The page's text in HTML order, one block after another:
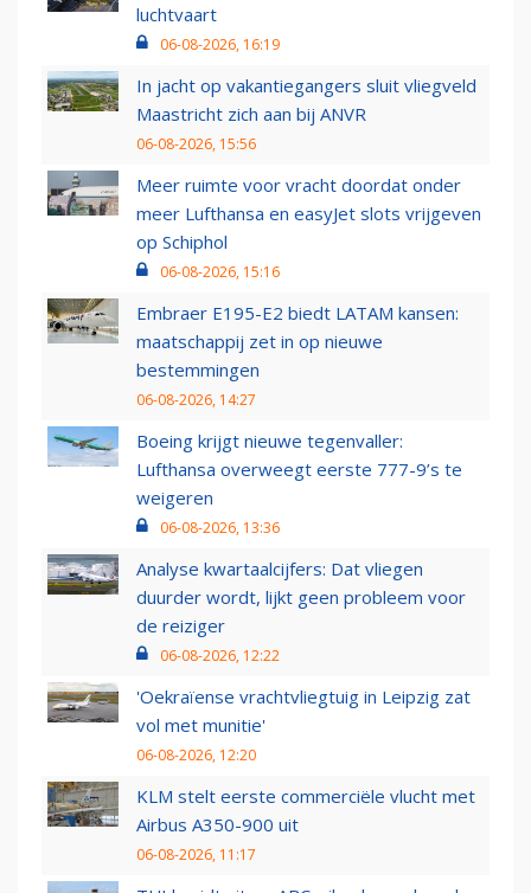
luchtvaart
06-08-2026, 16:19
In jacht op vakantiegangers sluit vliegveld
Maastricht zich aan bij ANVR
06-08-2026, 15:56
Meer ruimte voor vracht doordat onder
meer Lufthansa en easyJet slots vrijgeven
op Schiphol
06-08-2026, 15:16
Embraer E195-E2 biedt LATAM kansen:
maatschappij zet in op nieuwe
bestemmingen
06-08-2026, 14:27
Boeing krijgt nieuwe tegenvaller:
Lufthansa overweegt eerste 777-9’s te
weigeren
06-08-2026, 13:36
Analyse kwartaalcijfers: Dat vliegen
duurder wordt, lijkt geen probleem voor
de reiziger
06-08-2026, 12:22
'Oekraïense vrachtvliegtuig in Leipzig zat
vol met munitie'
06-08-2026, 12:20
KLM stelt eerste commerciële vlucht met
Airbus A350-900 uit
06-08-2026, 11:17